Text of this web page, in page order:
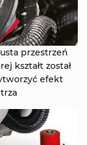
przestrzeń
kształt został
efekt